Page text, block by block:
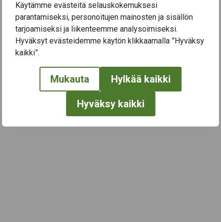
Käytämme evästeitä selauskokemuksesi
parantamiseksi, personoitujen mainosten ja sisällön
tarjoamiseksi ja liikenteemme analysoimiseksi.
Hyväksyt evästeidemme käytön klikkaamalla ”Hyväksy
kaikki”.
Mukauta Hylkää kaikki
Hyväksy kaikki
← Näytä kaikki tapahtumat